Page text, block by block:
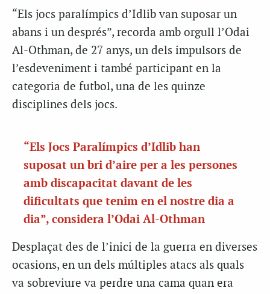
“Els jocs paralímpics d’Idlib van suposar un
abans i un després”, recorda amb orgull l’Odai
Al-Othman, de 27 anys, un dels impulsors de
l’esdeveniment i també participant en la
categoria de futbol, una de les quinze
disciplines dels jocs.
“Els Jocs Paralímpics d’Idlib han
suposat un bri d’aire per a les persones
amb discapacitat davant de les
dificultats que tenim en el nostre dia a
dia”, considera l’Odai Al-Othman
Desplaçat des de l’inici de la guerra en diverses
ocasions, en un dels múltiples atacs als quals
va sobreviure va perdre una cama quan era